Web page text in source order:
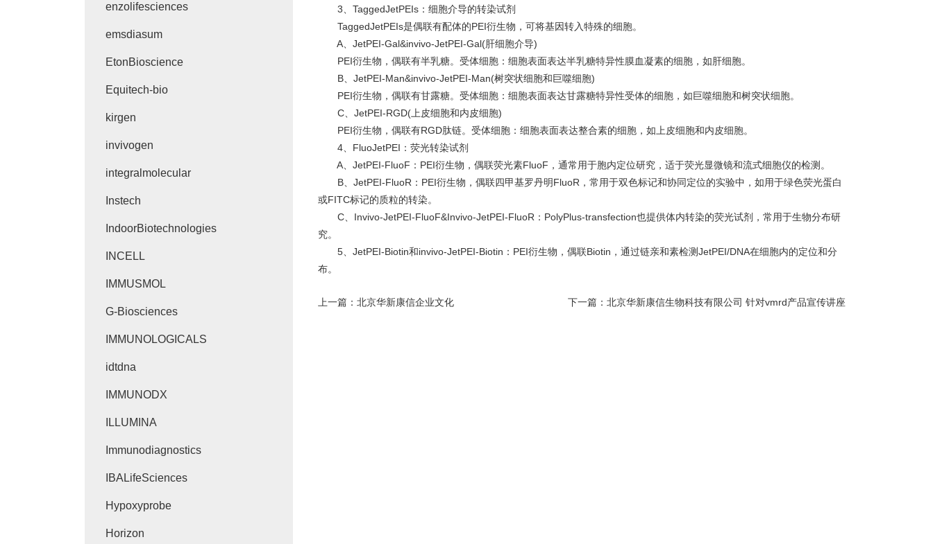
3、TaggedJetPEIs：细胞介导的转染试剂
TaggedJetPEIs是偶联有配体的PEI衍生物，可将基因转入特殊的细胞。
A、JetPEI-Gal&invivo-JetPEI-Gal(肝细胞介导)
PEI衍生物，偶联有半乳糖。受体细胞：细胞表面表达半乳糖特异性膜血凝素的细胞，如肝细胞。
B、JetPEI-Man&invivo-JetPEI-Man(树突状细胞和巨噬细胞)
PEI衍生物，偶联有甘露糖。受体细胞：细胞表面表达甘露糖特异性受体的细胞，如巨噬细胞和树突状细胞。
C、JetPEI-RGD(上皮细胞和内皮细胞)
PEI衍生物，偶联有RGD肽链。受体细胞：细胞表面表达整合素的细胞，如上皮细胞和内皮细胞。
4、FluoJetPEI：荧光转染试剂
A、JetPEI-FluoF：PEI衍生物，偶联荧光素FluoF，通常用于胞内定位研究，适于荧光显微镜和流式细胞仪的检测。
B、JetPEI-FluoR：PEI衍生物，偶联四甲基罗丹明FluoR，常用于双色标记和协同定位的实验中，如用于绿色荧光蛋白
或FITC标记的质粒的转染。
C、Invivo-JetPEI-FluoF&Invivo-JetPEI-FluoR：PolyPlus-transfection也提供体内转染的荧光试剂，常用于生物分布研
究。
5、JetPEI-Biotin和invivo-JetPEI-Biotin：PEI衍生物，偶联Biotin，通过链亲和素检测JetPEI/DNA在细胞内的定位和分
布。
下一篇： 北京华新康信生物科技有限公司 针对vmrd产品宣传讲座
上一篇： 北京华新康信企业文化
enzolifesciences
emsdiasum
EtonBioscience
Equitech-bio
kirgen
invivogen
integralmolecular
Instech
IndoorBiotechnologies
INCELL
IMMUSMOL
G-Biosciences
IMMUNOLOGICALS
idtdna
IMMUNODX
ILLUMINA
Immunodiagnostics
IBALifeSciences
Hypoxyprobe
Horizon